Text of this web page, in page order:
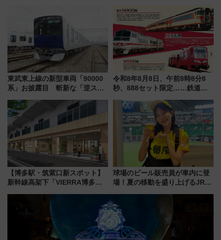
雑な手続きも不要でお手軽に楽
しめるプランが登場
ローおひさま」が救世主に？
東武東上線の新型車両「90000
系」お披露目 斬新な「逆スラ
放的な車内空間に注目、デビュ
ーは9月
令和8年8月8日、午前8時8分8
秒、888セット限定……鉄道各
たち
【博多駅・筑紫口新スポット】
新幹線高架下「VIERRA博多テ
など注目の全6店舗 「博多活憩
球場のビール販売員が車内に登
場！夏の移動を盛り上げるJR九
月7日限定 ソフトバンクホーク
スとコラボ